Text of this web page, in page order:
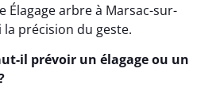
Élagage arbre à Marsac-sur-
la précision du geste.
il prévoir un élagage ou un